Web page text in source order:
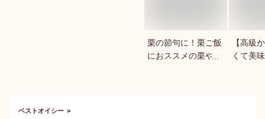
栗の節句に！栗ご飯
におススメの栗や栗
【高級
くて美
ベストオイシー